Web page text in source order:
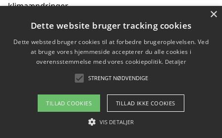
klimaændringer
Hvordan klimaændringer påvirker danske unges
gaveønsker
Om / kontakt
Blog Betingelser
×
Dette website bruger tracking cookies
Dette websted bruger cookies til at forbedre brugeroplevelsen. Ved
at bruge vores hjemmeside accepterer du alle cookies i
overensstemmelse med vores cookiepolitik. Detaljer
STRENGT NØDVENDIGE
TILLAD COOKIES TILLAD IKKE COOKIES
VIS DETALJER